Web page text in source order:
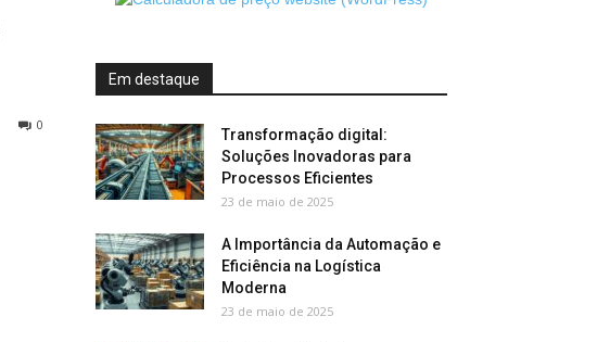
0
Em destaque
Transformação digital:
Soluções Inovadoras para
Processos Eficientes
23 de maio de 2025
A Importância da Automação e
Eficiência na Logística
Moderna
23 de maio de 2025